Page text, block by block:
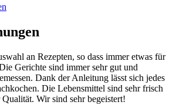
an Rezepten, so dass immer etwas für
Gerichte sind immer sehr gut und
Dank der Anleitung lässt sich jedes
Die Lebensmittel sind sehr frisch
Wir sind sehr begeistert!